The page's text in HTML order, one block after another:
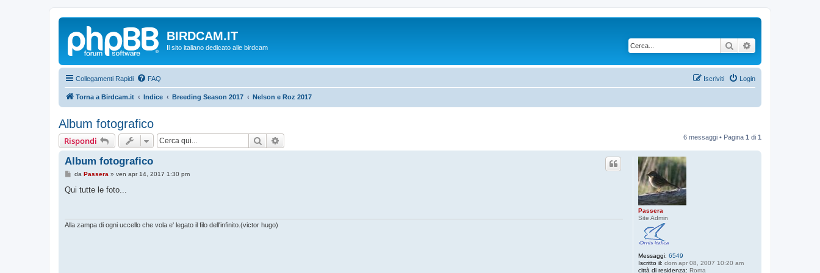
BIRDCAM.IT
Il sito italiano dedicato alle birdcam Cerca
Collegamenti Rapidi FAQ Login
Iscriviti
Torna a Birdcam.it Indice Breeding Season 2017 Nelson e Roz 2017
Album fotografico
Rispondi Cerca 6 messaggi • Pagina 1 di 1
Passera
Site Admin
Messaggi: 6549
Iscritto il: dom apr 08, 2007 10:20 am
città di residenza: Roma
Album fotografico
M
s
i
da Passera » ven apr 14, 2017 1:30 pm
Qui tutte le foto...
Alla zampa di ogni uccello che vola e' legato il filo dell'infinito.(victor hugo)